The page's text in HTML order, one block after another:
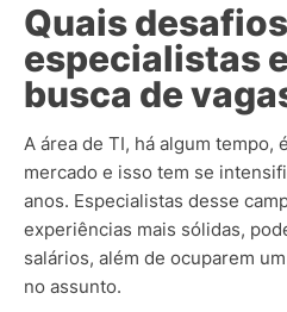
Quais
especialistas
busca de
A área de TI, há algum tempo,
mercado e isso tem se
anos. Especialistas desse
experiências mais sólidas,
salários, além de ocuparem
no assunto.